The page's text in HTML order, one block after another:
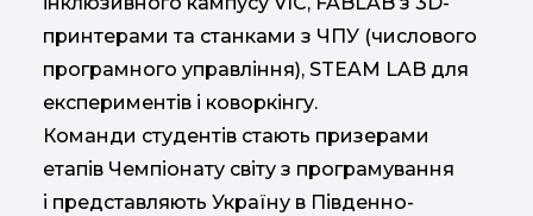
принтерами та станками з ЧПУ (числового
програмного управління), STEAM LAB для
експериментів і коворкінгу.
Команди студентів стають призерами
етапів Чемпіонату світу з програмування
і представляють Україну в Південно-